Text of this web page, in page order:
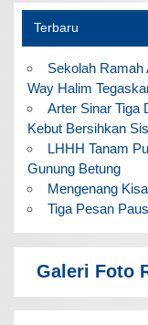
Terbaru
Sekolah
Way Halim
Arter Sinar Tiga
Kebut Bersihkan
LHHH Tanam
Gunung Betung
Mengenang
Tiga Pesan
Galeri Foto